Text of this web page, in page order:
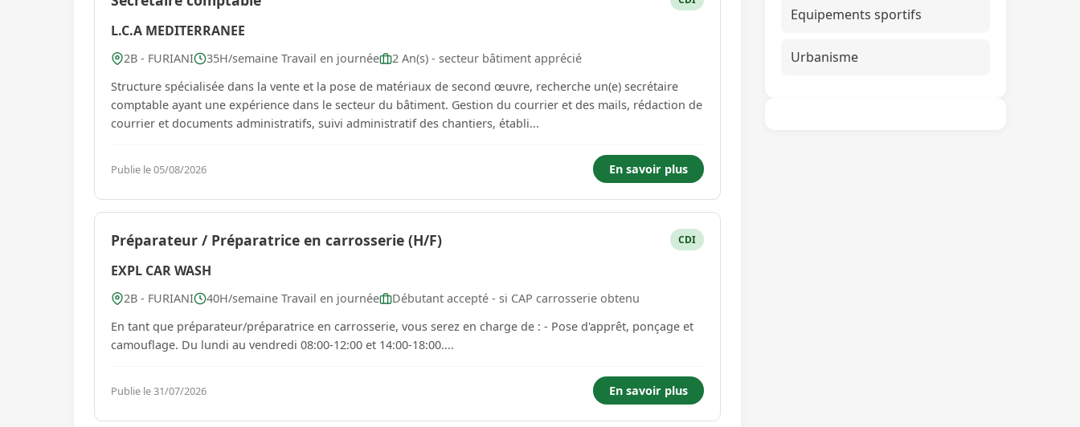
L.C.A MEDITERRANEE
2B - FURIANI 35H/semaine Travail en journée
2 An(s) - secteur bâtiment apprécié
Structure spécialisée dans la vente et la pose de matériaux de second œuvre, recherche un(e) secrétaire
comptable ayant une expérience dans le secteur du bâtiment. Gestion du courrier et des mails, rédaction de
courrier et documents administratifs, suivi administratif des chantiers, établi...
Publie le 05/08/2026 En savoir plus
Préparateur / Préparatrice en carrosserie (H/F) CDI
EXPL CAR WASH
2B - FURIANI 40H/semaine Travail en journée
Débutant accepté - si CAP carrosserie obtenu
En tant que préparateur/préparatrice en carrosserie, vous serez en charge de : - Pose d'apprêt, ponçage et
camouflage. Du lundi au vendredi 08:00-12:00 et 14:00-18:00....
Publie le 31/07/2026 En savoir plus
Equipements sportifs
Urbanisme